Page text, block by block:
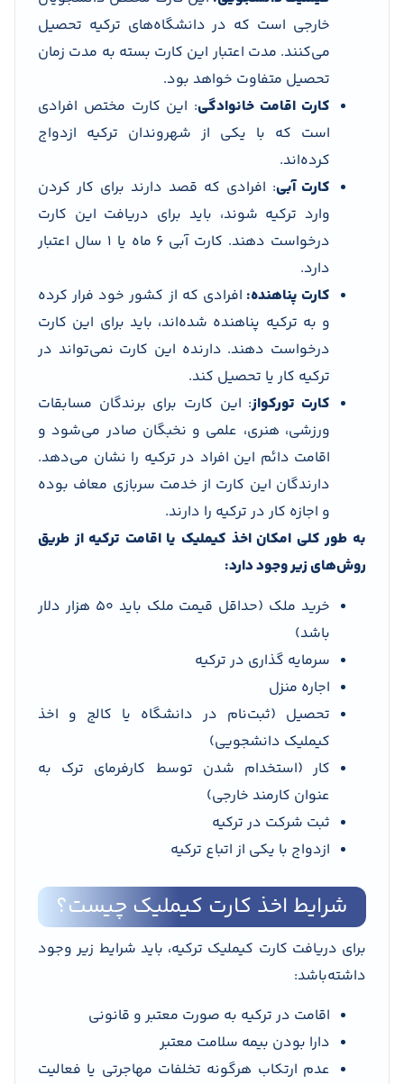
خارجی است که در دانشگاه‌های ترکیه تحصیل
می‌کنند. مدت اعتبار این کارت بسته به مدت زمان
تحصیل متفاوت خواهد بود.
کارت اقامت خانوادگی: این کارت مختص افرادی
است که با یکی از شهروندان ترکیه ازدواج
کرده‌اند.
کارت آبی: افرادی که قصد دارند برای کار کردن
وارد ترکیه شوند، باید برای دریافت این کارت
درخواست دهند. کارت آبی 6 ماه یا 1 سال اعتبار
دارد.
کارت پناهنده: افرادی که از کشور خود فرار کرده
و به ترکیه پناهنده شده‌اند، باید برای این کارت
درخواست دهند. دارنده این کارت نمی‌تواند در
ترکیه کار یا تحصیل کند.
کارت تورکواز: این کارت برای برندگان مسابقات
ورزشی، هنری، علمی و نخبگان صادر می‌شود و
اقامت دائم این افراد در ترکیه را نشان می‌دهد.
دارندگان این کارت از خدمت سربازی معاف بوده
و اجازه کار در ترکیه را دارند.
به طور کلی امکان اخذ کیملیک یا اقامت ترکیه از طریق
روش‌های زیر وجود دارد:
خرید ملک (حداقل قیمت ملک باید 50 هزار دلار
باشد)
سرمایه گذاری در ترکیه
اجاره منزل
تحصیل (ثبت‌نام در دانشگاه یا کالج و اخذ
کیملیک دانشجویی)
کار (استخدام شدن توسط کارفرمای ترک به
عنوان کارمند خارجی)
ثبت شرکت در ترکیه
ازدواج با یکی از اتباع ترکیه
شرایط اخذ کارت کیملیک چیست؟
برای دریافت کارت کیملیک ترکیه، باید شرایط زیر وجود
داشته‌باشد:
اقامت در ترکیه به صورت معتبر و قانونی
دارا بودن بیمه سلامت معتبر
عدم ارتکاب هرگونه تخلفات مهاجرتی یا فعالیت